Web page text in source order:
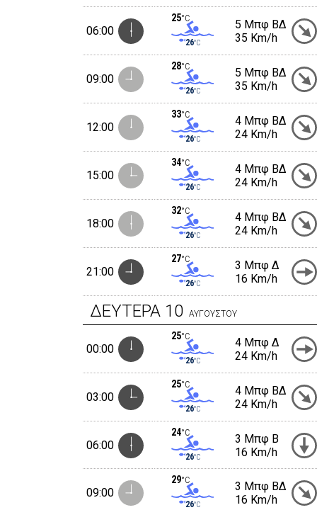
06:00
25°C
26°C
5 Μπφ ΒΔ
35 Km/h
09:00
28°C
26°C
5 Μπφ ΒΔ
35 Km/h
12:00
33°C
26°C
4 Μπφ ΒΔ
24 Km/h
15:00
34°C
26°C
4 Μπφ ΒΔ
24 Km/h
18:00
32°C
26°C
4 Μπφ ΒΔ
24 Km/h
21:00
27°C
26°C
3 Μπφ Δ
16 Km/h
ΔΕΥΤΕΡΑ 10 ΑΥΓΟΥΣΤΟΥ
00:00
25°C
26°C
4 Μπφ Δ
24 Km/h
03:00
25°C
26°C
4 Μπφ ΒΔ
24 Km/h
06:00
24°C
26°C
3 Μπφ B
16 Km/h
09:00
29°C
26°C
3 Μπφ ΒΔ
16 Km/h